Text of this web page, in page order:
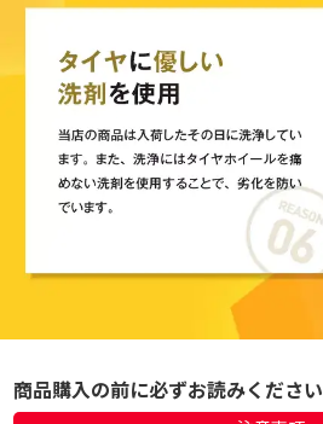
商品購入の前に必ずお読みください